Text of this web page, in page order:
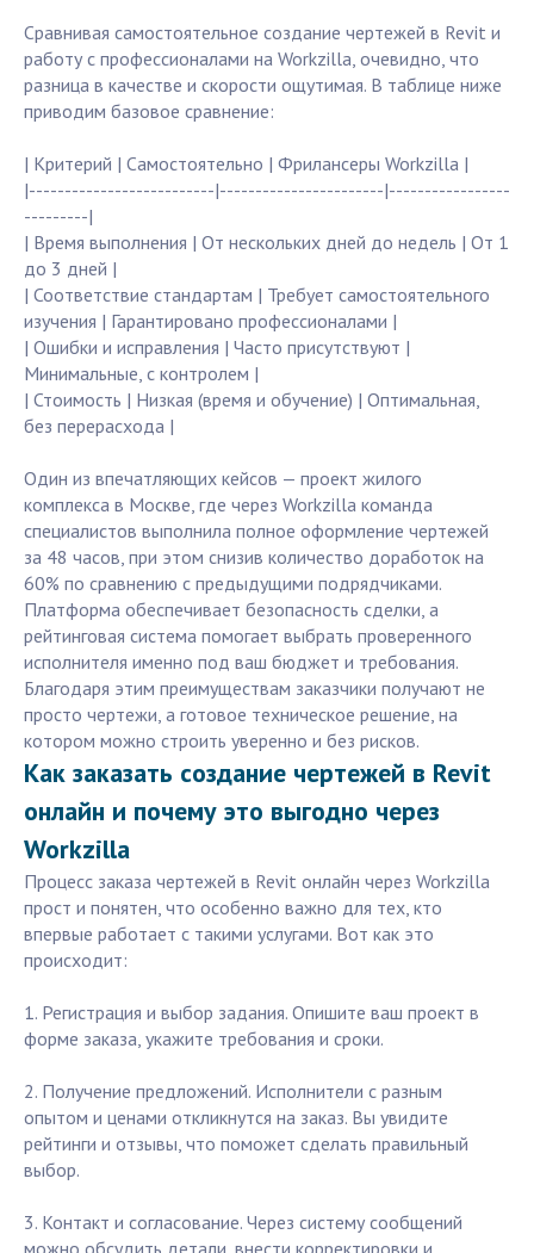
Сравнивая самостоятельное создание чертежей в Revit и
работу с профессионалами на Workzilla, очевидно, что
разница в качестве и скорости ощутимая. В таблице ниже
приводим базовое сравнение:
| Критерий | Самостоятельно | Фрилансеры Workzilla |
|--------------------------|-----------------------|-----------------
---------|
| Время выполнения | От нескольких дней до недель | От 1
до 3 дней |
| Соответствие стандартам | Требует самостоятельного
изучения | Гарантировано профессионалами |
| Ошибки и исправления | Часто присутствуют |
Минимальные, с контролем |
| Стоимость | Низкая (время и обучение) | Оптимальная,
без перерасхода |
Один из впечатляющих кейсов — проект жилого
комплекса в Москве, где через Workzilla команда
специалистов выполнила полное оформление чертежей
за 48 часов, при этом снизив количество доработок на
60% по сравнению с предыдущими подрядчиками.
Платформа обеспечивает безопасность сделки, а
рейтинговая система помогает выбрать проверенного
исполнителя именно под ваш бюджет и требования.
Благодаря этим преимуществам заказчики получают не
просто чертежи, а готовое техническое решение, на
котором можно строить уверенно и без рисков.
Как заказать создание чертежей в Revit
онлайн и почему это выгодно через
Workzilla
Процесс заказа чертежей в Revit онлайн через Workzilla
прост и понятен, что особенно важно для тех, кто
впервые работает с такими услугами. Вот как это
происходит:
1. Регистрация и выбор задания. Опишите ваш проект в
форме заказа, укажите требования и сроки.
2. Получение предложений. Исполнители с разным
опытом и ценами откликнутся на заказ. Вы увидите
рейтинги и отзывы, что поможет сделать правильный
выбор.
3. Контакт и согласование. Через систему сообщений